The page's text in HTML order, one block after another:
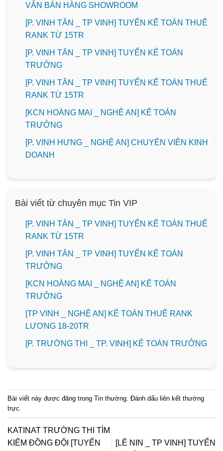
VẤN BÁN HÀNG SHOWROOM
[P. VINH TÂN _ TP VINH] TUYỂN KẾ TOÁN THUẾ
RANK TỪ 15TR
[P. VINH TÂN _ TP VINH] TUYỂN KẾ TOÁN
TRƯỞNG
[P. VINH TÂN _ TP VINH] TUYỂN KẾ TOÁN THUẾ
RANK TỪ 15TR
️[KCN HOÀNG MAI _ NGHỆ AN] KẾ TOÁN
TRƯỞNG
️[P. VINH HƯNG _ NGHỆ AN] CHUYÊN VIÊN KINH
DOANH
Bài viết từ chuyên mục Tin VIP
[P. VINH TÂN _ TP VINH] TUYỂN KẾ TOÁN THUẾ
RANK TỪ 15TR
[P. VINH TÂN _ TP VINH] TUYỂN KẾ TOÁN
TRƯỞNG
️[KCN HOÀNG MAI _ NGHỆ AN] KẾ TOÁN
TRƯỞNG
[TP VINH _ NGHỆ AN] KẾ TOÁN THUẾ RANK
LƯƠNG 18-20TR
️[P. TRƯỜNG THI _ TP. VINH] KẾ TOÁN TRƯỞNG
Bài viết này được đăng trong Tin thường . Đánh dấu liên kết thường
trực
KATINAT TRƯỜNG THI TÌM
KIẾM ĐỒNG ĐỘI [TUYỂN
[LÊ NIN _ TP VINH] TUYỂN